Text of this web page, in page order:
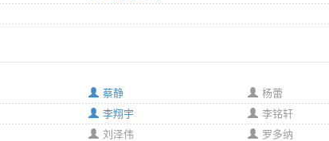
蔡静
杨蕾
李翔宇
李铭轩
刘泽伟
罗多纳